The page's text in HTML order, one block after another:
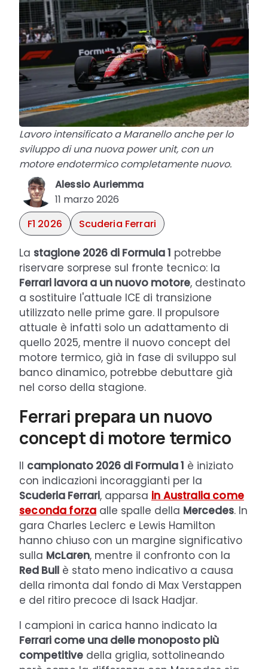
Lavoro intensificato a Maranello anche per lo
sviluppo di una nuova power unit, con un
motore endotermico completamente nuovo.
Alessio Auriemma
11 marzo 2026
F1 2026
Scuderia Ferrari
La stagione 2026 di Formula 1 potrebbe
riservare sorprese sul fronte tecnico: la
Ferrari lavora a un nuovo motore, destinato
a sostituire l'attuale ICE di transizione
utilizzato nelle prime gare. Il propulsore
attuale è infatti solo un adattamento di
quello 2025, mentre il nuovo concept del
motore termico, già in fase di sviluppo sul
banco dinamico, potrebbe debuttare già
nel corso della stagione.
Ferrari prepara un nuovo
concept di motore termico
Il campionato 2026 di Formula 1 è iniziato
con indicazioni incoraggianti per la
Scuderia Ferrari, apparsa in Australia come
seconda forza alle spalle della Mercedes. In
gara Charles Leclerc e Lewis Hamilton
hanno chiuso con un margine significativo
sulla McLaren, mentre il confronto con la
Red Bull è stato meno indicativo a causa
della rimonta dal fondo di Max Verstappen
e del ritiro precoce di Isack Hadjar.
I campioni in carica hanno indicato la
Ferrari come una delle monoposto più
competitive della griglia, sottolineando